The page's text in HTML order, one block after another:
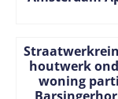
houtwerk
woning